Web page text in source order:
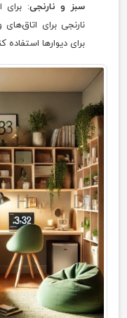
سبز و نارنجی: برای
نارنجی برای
برای دیوارها استفاده